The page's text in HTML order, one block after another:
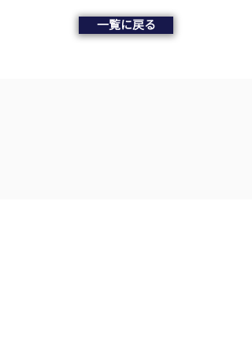
一覧に戻る